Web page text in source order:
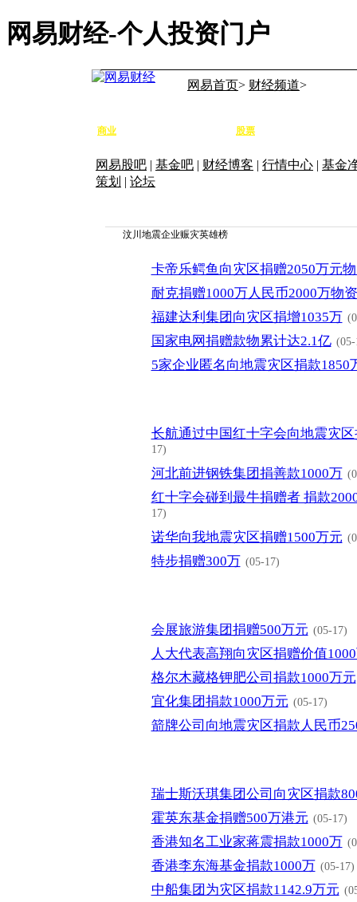
网易财经-个人投资门户
网易首页> 财经频道>
商业 股票
网易股吧 | 基金吧 | 财经博客 | 行情中心 | 基金
策划 | 论坛
汶川地震企业赈灾英雄榜
卡帝乐鳄鱼向灾区捐赠2050万元
耐克捐赠1000万人民币2000万物资
福建达利集团向灾区捐增1035万
国家电网捐赠款物累计达2.1亿
5家企业匿名向地震灾区捐款1850
长航通过中国红十字会向地震灾
17)
河北前进钢铁集团捐善款1000万
红十字会碰到最牛捐赠者 捐款
17)
诺华向我地震灾区捐赠1500万元
特步捐赠300万 (05-17)
会展旅游集团捐赠500万元 (05-17)
人大代表高翔向灾区捐赠价值
格尔木藏格钾肥公司捐款1000万元
宜化集团捐款1000万元 (05-17)
箭牌公司向地震灾区捐款人民币
瑞士斯沃琪集团公司向灾区捐款
霍英东基金捐赠500万港元 (05-17)
香港知名工业家蒋震捐款1000万
香港李东海基金捐款1000万 (05-17)
中船集团为灾区捐款1142.9万元